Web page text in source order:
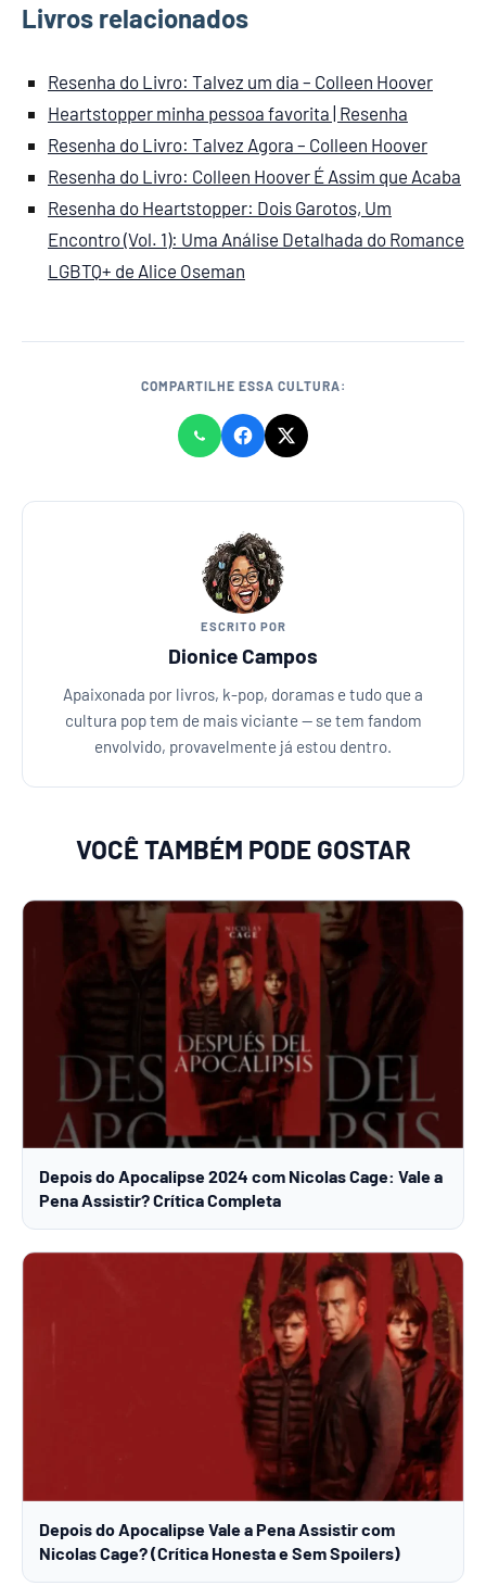
Livros relacionados
Resenha do Livro: Talvez um dia – Colleen Hoover
Heartstopper minha pessoa favorita | Resenha
Resenha do Livro: Talvez Agora – Colleen Hoover
Resenha do Livro: Colleen Hoover É Assim que Acaba
Resenha do Heartstopper: Dois Garotos, Um
Encontro (Vol. 1): Uma Análise Detalhada do Romance
LGBTQ+ de Alice Oseman
COMPARTILHE ESSA CULTURA:
ESCRITO POR
Dionice Campos
Apaixonada por livros, k-pop, doramas e tudo que a
cultura pop tem de mais viciante — se tem fandom
envolvido, provavelmente já estou dentro.
VOCÊ TAMBÉM PODE GOSTAR
Depois do Apocalipse 2024 com Nicolas Cage: Vale a
Pena Assistir? Crítica Completa
Depois do Apocalipse Vale a Pena Assistir com
Nicolas Cage? (Crítica Honesta e Sem Spoilers)